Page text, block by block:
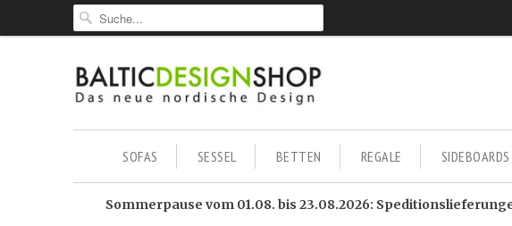
SOFAS SESSEL BETTEN REGALE SIDEBOARDS
Sommerpause vom 01.08. bis 23.08.2026: